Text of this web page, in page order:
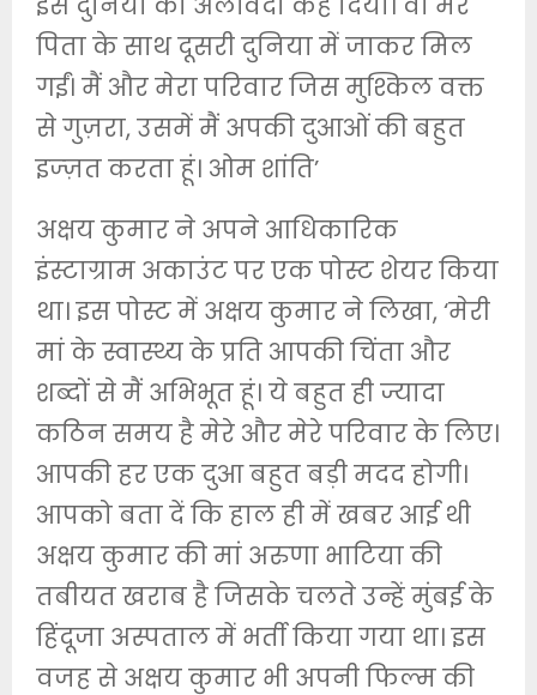
पिता के साथ दूसरी दुनिया में जाकर मिल
गईं। मैं और मेरा परिवार जिस मुश्किल वक्त
से गुज़रा, उसमें मैं अपकी दुआओं की बहुत
इज्ज़त करता हूं। ओम शांति’
अक्षय कुमार ने अपने आधिकारिक
इंस्टाग्राम अकाउंट पर एक पोस्ट शेयर किया
था। इस पोस्ट में अक्षय कुमार ने लिखा, ‘मेरी
मां के स्वास्थ्य के प्रति आपकी चिंता और
शब्दों से मैं अभिभूत हूं। ये बहुत ही ज्यादा
कठिन समय है मेरे और मेरे परिवार के लिए।
आपकी हर एक दुआ बहुत बड़ी मदद होगी।
आपको बता दें कि हाल ही में खबर आई थी
अक्षय कुमार की मां अरुणा भाटिया की
तबीयत खराब है जिसके चलते उन्हें मुंबई के
हिंदूजा अस्पताल में भर्ती किया गया था। इस
वजह से अक्षय कुमार भी अपनी फिल्म की